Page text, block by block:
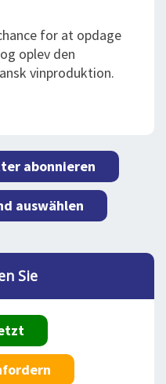
for at opdage
oplev den
vinproduktion.
abonnieren
auswählen
Sie